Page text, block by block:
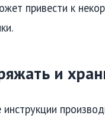
привести к
и
инструкции